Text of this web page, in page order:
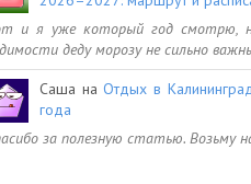
и я уже который год смотрю,
деду морозу не сильно
Саша наОтдых в
года
за полезную статью. Возьму